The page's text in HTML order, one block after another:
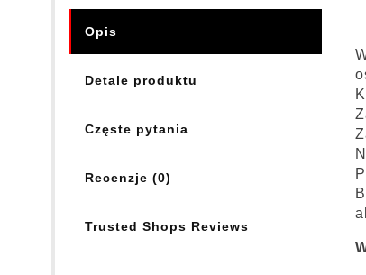
Opis
Detale produktu
Częste pytania
Recenzje (0)
Trusted Shops Reviews